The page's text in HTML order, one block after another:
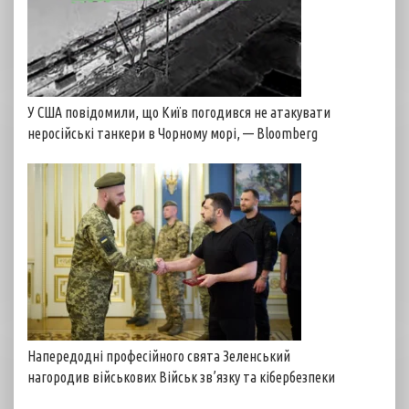
У США повідомили, що Київ погодився не атакувати
неросійські танкери в Чорному морі, — Bloomberg
Напередодні професійного свята Зеленський
нагородив військових Військ зв’язку та кібербезпеки